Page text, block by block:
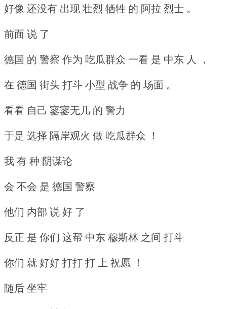
好像 还没有 出现 壮烈 牺牲 的 阿拉 烈士 。
前面 说 了
德国 的 警察 作为 吃瓜群众 一看 是 中东 人 ，
在 德国 街头 打斗 小型 战争 的 场面 。
看看 自己 寥寥无几 的 警力
于是 选择 隔岸观火 做 吃瓜群众 ！
我 有 种 阴谋论
会 不会 是 德国 警察
他们 内部 说 好 了
反正 是 你们 这帮 中东 穆斯林 之间 打斗
你们 就 好好 打打 打 上 祝愿 ！
随后 坐牢